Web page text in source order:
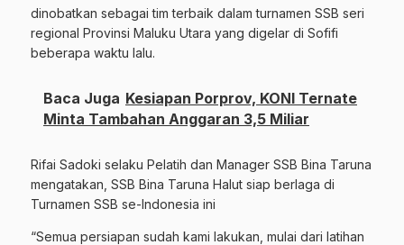
dinobatkan sebagai tim terbaik dalam turnamen SSB seri
regional Provinsi Maluku Utara yang digelar di Sofifi
beberapa waktu lalu.
Baca Juga Kesiapan Porprov, KONI Ternate
Minta Tambahan Anggaran 3,5 Miliar
Rifai Sadoki selaku Pelatih dan Manager SSB Bina Taruna
mengatakan, SSB Bina Taruna Halut siap berlaga di
Turnamen SSB se-Indonesia ini
“Semua persiapan sudah kami lakukan, mulai dari latihan